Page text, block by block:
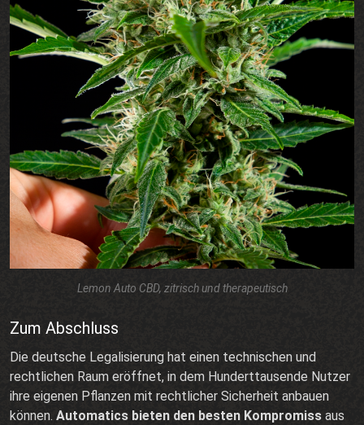
Lemon Auto CBD, zitrisch und therapeutisch
Zum Abschluss
Die deutsche Legalisierung hat einen technischen und
rechtlichen Raum eröffnet, in dem Hunderttausende Nutzer
ihre eigenen Pflanzen mit rechtlicher Sicherheit anbauen
können. Automatics bieten den besten Kompromiss aus